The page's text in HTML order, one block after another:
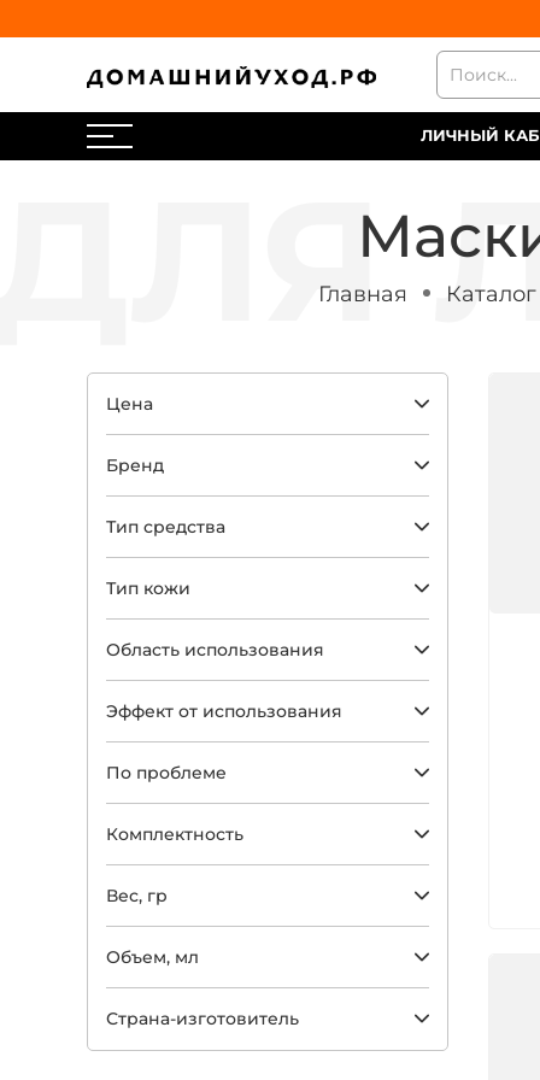
ЛИЧНЫЙ
Главная Каталог
Цена
Бренд
Тип средства
Тип кожи
Область использования
Эффект от использования
По проблеме
Комплектность
Вес, гр
Объем, мл
Страна-изготовитель